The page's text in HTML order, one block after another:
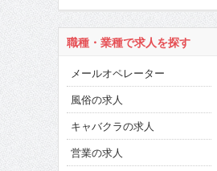
職種・業種で求人を探す
メールオペレーター
風俗の求人
キャバクラの求人
営業の求人